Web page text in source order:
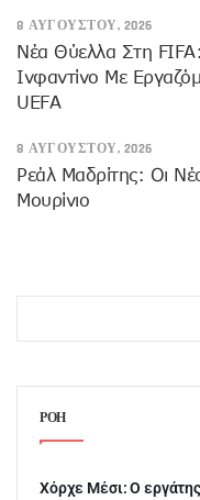
8 ΑΥΓΟΎΣΤΟΥ, 2026
Νέα Θύελλα Στη FIFA:
Ινφαντίνο Με
UEFA
8 ΑΥΓΟΎΣΤΟΥ, 2026
Ρεάλ Μαδρίτης: Οι
Μουρίνιο
ΡΟΗ
Χόρχε Μέσι: Ο